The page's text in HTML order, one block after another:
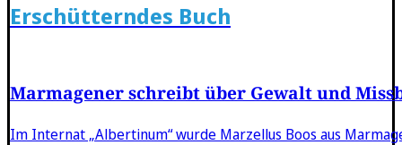
Erschütterndes Buch
Marmagener schreibt über Gewalt und
Im Internat „Albertinum“ wurde Marzellus Boos aus